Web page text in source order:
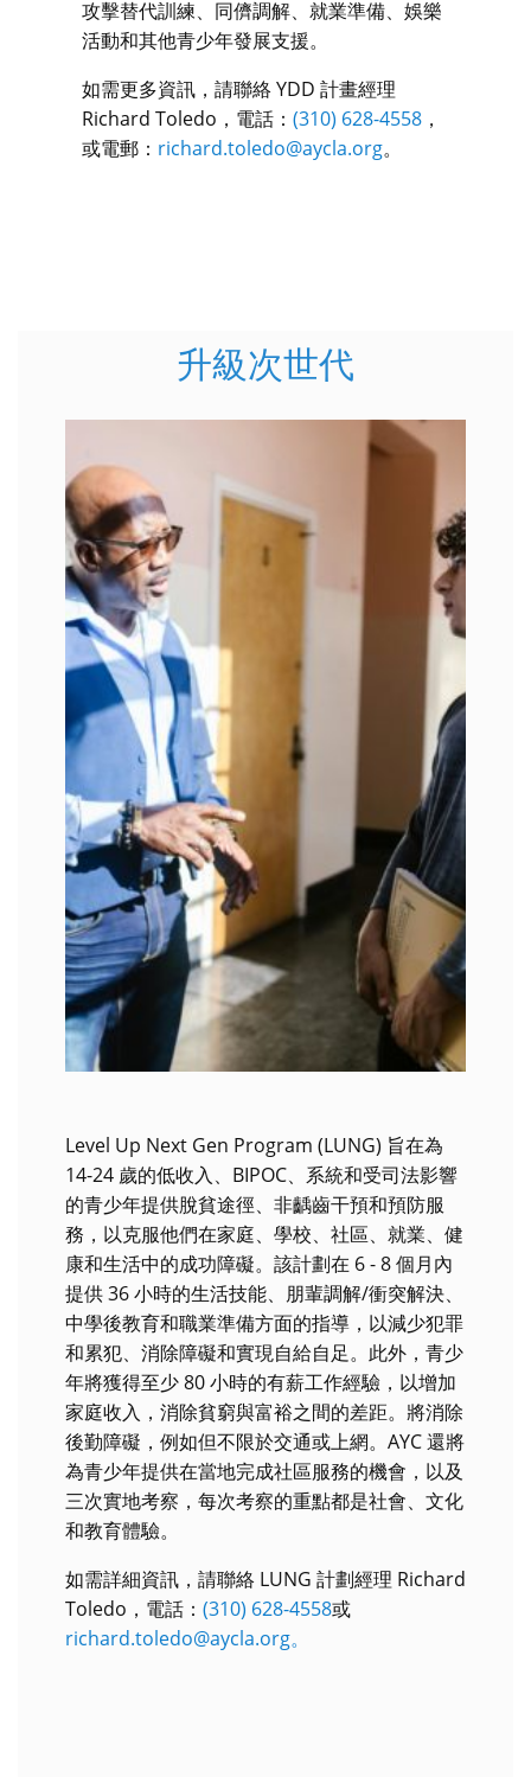
攻擊替代訓練、同儕調解、就業準備、娛樂
活動和其他青少年發展支援。
如需更多資訊，請聯絡 YDD 計畫經理
Richard Toledo，電話： (310) 628-4558 ，
或電郵： richard.toledo@aycla.org。
升級次世代
Level Up Next Gen Program (LUNG) 旨在為
14-24 歲的低收入、BIPOC、系統和受司法影響
的青少年提供脫貧途徑、非齲齒干預和預防服
務，以克服他們在家庭、學校、社區、就業、健
康和生活中的成功障礙。該計劃在 6 - 8 個月內
提供 36 小時的生活技能、朋輩調解/衝突解決、
中學後教育和職業準備方面的指導，以減少犯罪
和累犯、消除障礙和實現自給自足。此外，青少
年將獲得至少 80 小時的有薪工作經驗，以增加
家庭收入，消除貧窮與富裕之間的差距。將消除
後勤障礙，例如但不限於交通或上網。AYC 還將
為青少年提供在當地完成社區服務的機會，以及
三次實地考察，每次考察的重點都是社會、文化
和教育體驗。
如需詳細資訊，請聯絡 LUNG 計劃經理 Richard
Toledo，電話： (310) 628-4558或
richard.toledo@aycla.org。